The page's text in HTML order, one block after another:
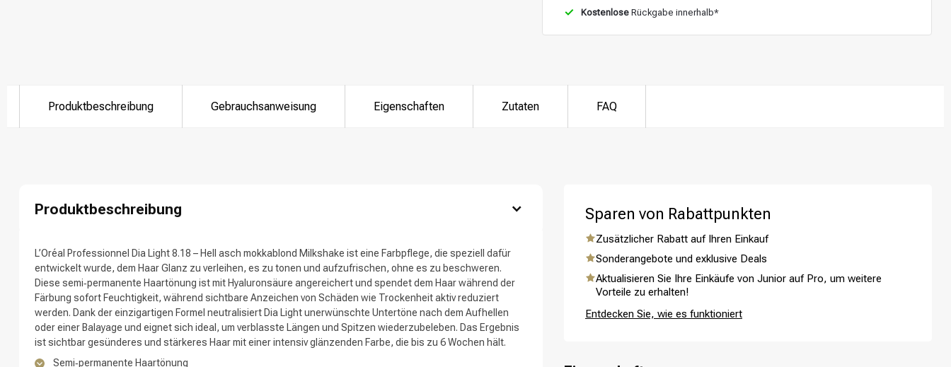
Nach welcher Kategorie suchst du?
Marken Haarpflege Stylingprodukte
Kostenlose Rückgabe innerhalb*
Produktbeschreibung Gebrauchsanweisung Eigenschaften Zutaten FAQ
Produktbeschreibung
L’Oréal Professionnel Dia Light 8.18 – Hell asch mokkablond Milkshake ist eine Farbpflege, die speziell dafür
entwickelt wurde, dem Haar Glanz zu verleihen, es zu tonen und aufzufrischen, ohne es zu beschweren.
Diese semi‑permanente Haartönung ist mit Hyaluronsäure angereichert und spendet dem Haar während der
Färbung sofort Feuchtigkeit, während sichtbare Anzeichen von Schäden wie Trockenheit aktiv reduziert
werden. Dank der einzigartigen Formel neutralisiert Dia Light unerwünschte Untertöne nach dem Aufhellen
oder einer Balayage und eignet sich ideal, um verblasste Längen und Spitzen wiederzubeleben. Das Ergebnis
ist sichtbar gesünderes und stärkeres Haar mit einer intensiv glänzenden Farbe, die bis zu 6 Wochen hält.
Semi‑permanente Haartönung
Sparen von Rabattpunkten
Zusätzlicher Rabatt auf Ihren Einkauf
Sonderangebote und exklusive Deals
Aktualisieren Sie Ihre Einkäufe von Junior auf Pro, um weitere
Vorteile zu erhalten!
Entdecken Sie, wie es funktioniert